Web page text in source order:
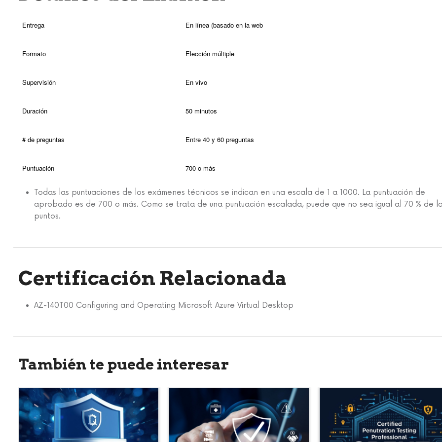
Entrega En línea (basado en la web
Formato Elección múltiple
Supervisión En vivo
Duración 50 minutos
# de preguntas Entre 40 y 60 preguntas
Puntuación 700 o más
Todas las puntuaciones de los exámenes técnicos se indican en una escala de 1 a 1000. La puntuación de
aprobado es de 700 o más. Como se trata de una puntuación escalada, puede que no sea igual al 70 % de
puntos.
Certificación Relacionada
AZ-140T00 Configuring and Operating Microsoft Azure Virtual Desktop
También te puede interesar